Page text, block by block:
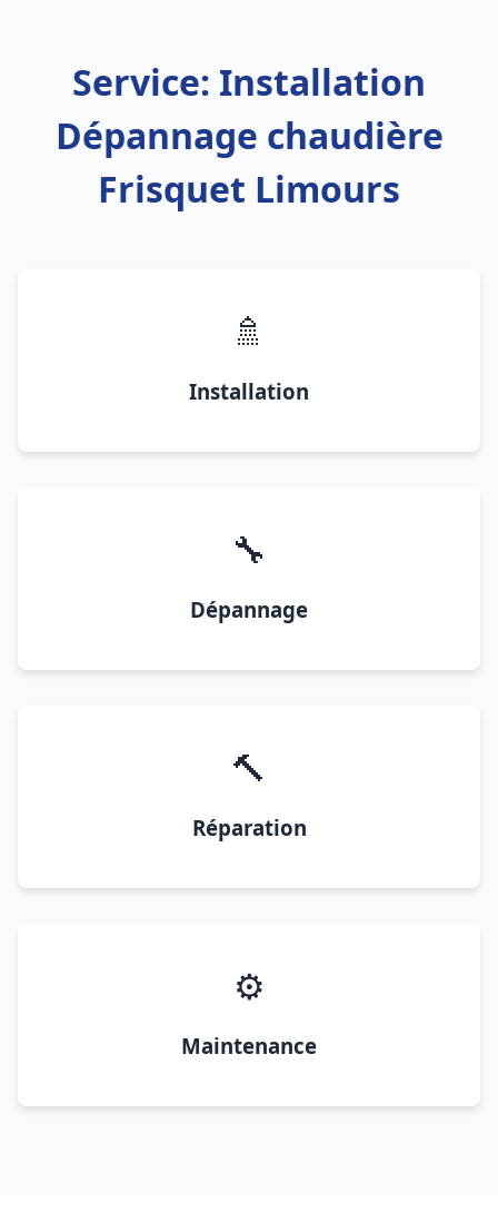
Service: Installation
Dépannage chaudière
Frisquet Limours
🚿
Installation
🔧
Dépannage
🔨
Réparation
⚙️
Maintenance